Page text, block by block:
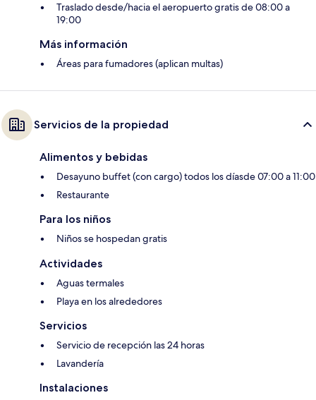
Traslado desde/hacia el aeropuerto gratis de 08:00 a
19:00
Más información
Áreas para fumadores (aplican multas)
Servicios de la propiedad
Alimentos y bebidas
Desayuno buffet (con cargo) todos los díasde 07:00 a 11:00
Restaurante
Para los niños
Niños se hospedan gratis
Actividades
Aguas termales
Playa en los alrededores
Servicios
Servicio de recepción las 24 horas
Lavandería
Instalaciones